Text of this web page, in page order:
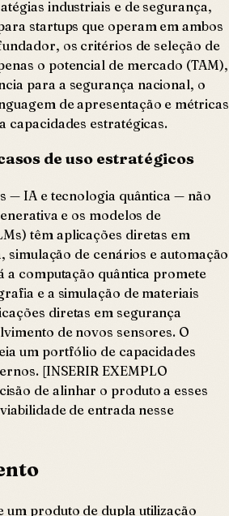
industriais e de segurança,
startups que operam em ambos
os critérios de seleção de
o potencial de mercado (TAM),
para a segurança nacional, o
de apresentação e métricas
capacidades estratégicas.
de uso estratégicos
— IA e tecnologia quântica — não
e os modelos de
têm aplicações diretas em
simulação de cenários e automação
a computação quântica promete
e a simulação de materiais
diretas em segurança
de novos sensores. O
um portfólio de capacidades
[INSERIR EXEMPLO
de alinhar o produto a esses
de entrada nesse
um produto de dupla utilização